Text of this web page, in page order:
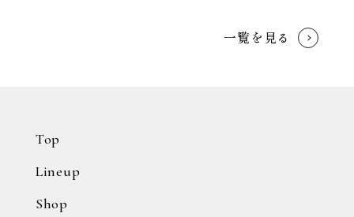
一覧を見る
Top
Lineup
Shop